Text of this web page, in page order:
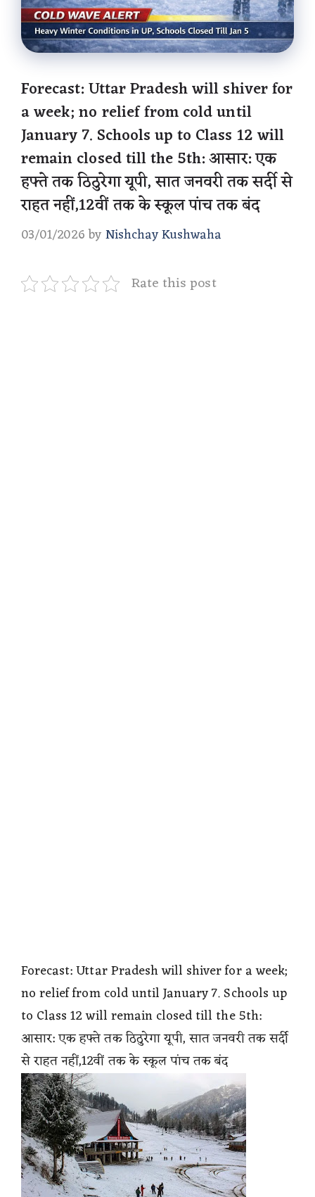
Forecast: Uttar Pradesh will shiver for
a week; no relief from cold until
January 7. Schools up to Class 12 will
remain closed till the 5th: आसार: एक
हफ्ते तक ठिठुरेगा यूपी, सात जनवरी तक सर्दी से
राहत नहीं,12वीं तक के स्कूल पांच तक बंद
03/01/2026 byNishchay Kushwaha
Rate this post
Forecast: Uttar Pradesh will shiver for a week;
no relief from cold until January 7. Schools up
to Class 12 will remain closed till the 5th:
आसार: एक हफ्ते तक ठिठुरेगा यूपी, सात जनवरी तक सर्दी
से राहत नहीं,12वीं तक के स्कूल पांच तक बंद